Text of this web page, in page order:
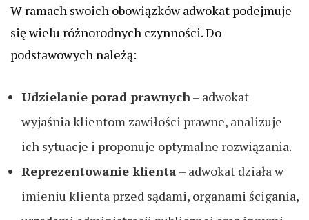
W ramach swoich obowiązków adwokat podejmuje
się wielu różnorodnych czynności. Do
podstawowych należą:
Udzielanie porad prawnych– adwokat
wyjaśnia klientom zawiłości prawne, analizuje
ich sytuacje i proponuje optymalne rozwiązania.
Reprezentowanie klienta – adwokat działa w
imieniu klienta przed sądami, organami ścigania,